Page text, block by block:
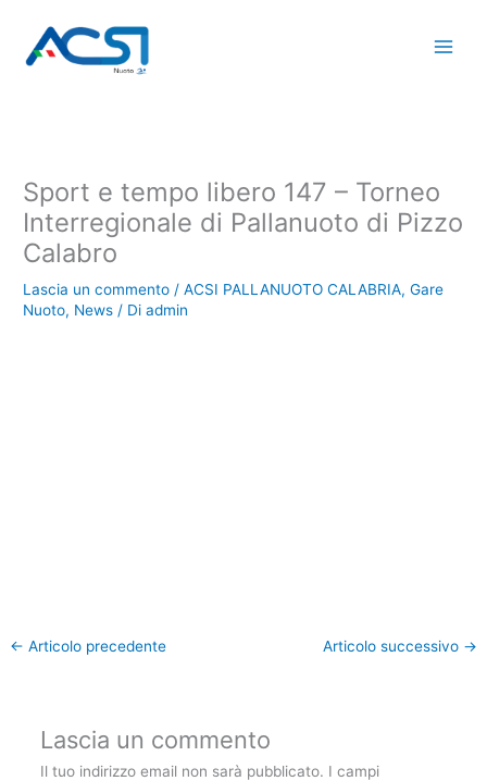
contenuto
Sport e tempo libero 147 – Torneo
Interregionale di Pallanuoto di Pizzo
Calabro
Lascia un commento /ACSI PALLANUOTO CALABRIA,Gare
Nuoto, News / Diadmin
← Articolo precedente Articolo successivo →
Lascia un commento
Il tuo indirizzo email non sarà pubblicato. I campi